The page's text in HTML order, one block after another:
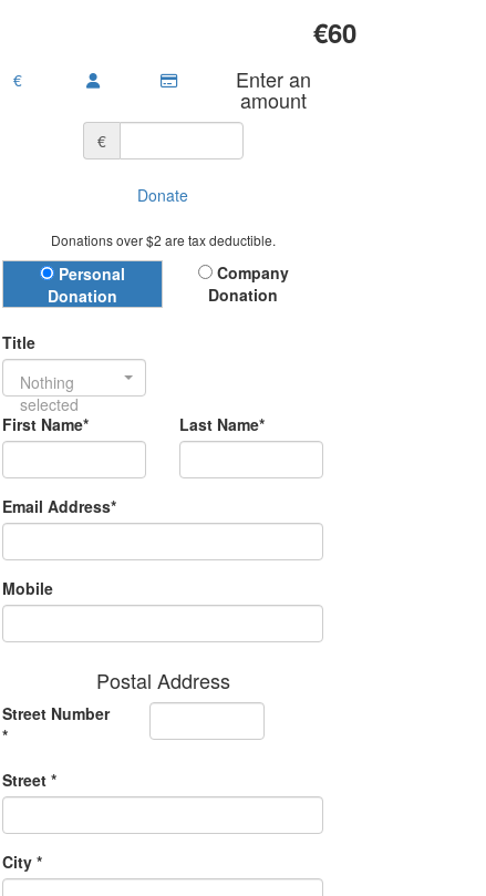
€60
€ Enter an
amount
€
Donate
Donations over $2 are tax deductible.
Donation Type
Personal
Donation
Company
Donation
Title
Nothing
selected
First Name*
Last Name*
Email Address*
Mobile
Postal Address
Street Number
*
Street *
City *